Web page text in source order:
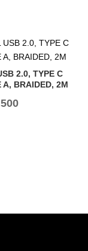
2.0, TYPE C
A, BRAIDED, 2M